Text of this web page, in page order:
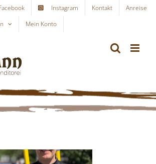
Instagram Kontakt
Anreise
Mein Konto